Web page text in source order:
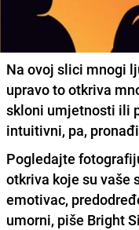
Na ovoj slici mnogi
upravo to otkriva
skloni umjetnosti ili
intuitivni, pa,
Pogledajte
otkriva koje su vaše
emotivac,
umorni, piše Bright